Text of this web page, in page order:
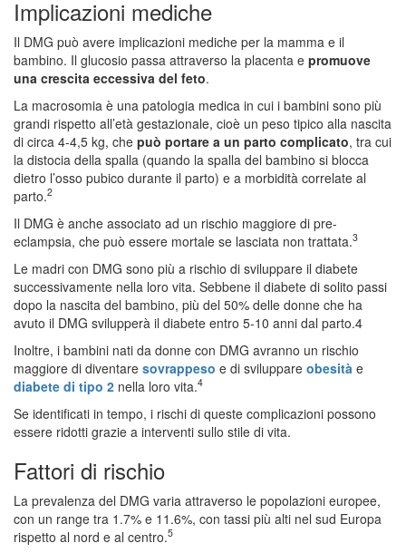
Implicazioni mediche
Il DMG può avere implicazioni mediche per la mamma e il
bambino. Il glucosio passa attraverso la placenta e promuove
una crescita eccessiva del feto.
La macrosomia è una patologia medica in cui i bambini sono più
grandi rispetto all’età gestazionale, cioè un peso tipico alla nascita
di circa 4-4,5 kg, che può portare a un parto complicato, tra cui
la distocia della spalla (quando la spalla del bambino si blocca
dietro l’osso pubico durante il parto) e a morbidità correlate al
parto.2
Il DMG è anche associato ad un rischio maggiore di pre-
eclampsia, che può essere mortale se lasciata non trattata.3
Le madri con DMG sono più a rischio di sviluppare il diabete
successivamente nella loro vita. Sebbene il diabete di solito passi
dopo la nascita del bambino, più del 50% delle donne che ha
avuto il DMG svilupperà il diabete entro 5-10 anni dal parto.4
Inoltre, i bambini nati da donne con DMG avranno un rischio
maggiore di diventare sovrappeso e di sviluppare obesità e
diabete di tipo 2 nella loro vita.4
Se identificati in tempo, i rischi di queste complicazioni possono
essere ridotti grazie a interventi sullo stile di vita.
Fattori di rischio
La prevalenza del DMG varia attraverso le popolazioni europee,
con un range tra 1.7% e 11.6%, con tassi più alti nel sud Europa
rispetto al nord e al centro.5